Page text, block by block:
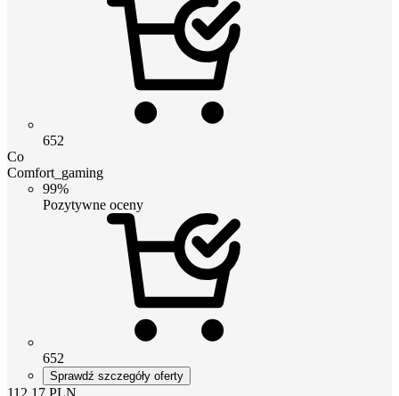
652
Co
Comfort_gaming
99%
Pozytywne oceny
652
Sprawdź szczegóły oferty
112.17 PLN